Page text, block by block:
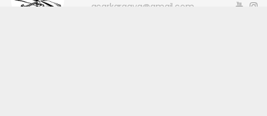
acarkaraaya@gmail.com